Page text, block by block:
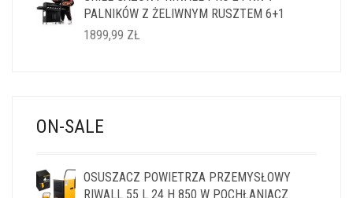
PALNIKÓW Z ŻELIWNYM RUSZTEM 6+1
1899,99 ZŁ
ON-SALE
OSUSZACZ POWIETRZA PRZEMYSŁOWY
RIWALL 55 L 24 H 850 W POCHŁANIACZ